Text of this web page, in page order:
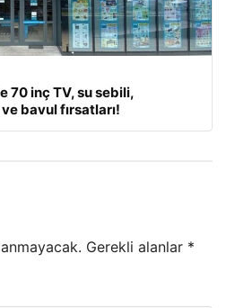
70 inç TV, su sebili,
bavul fırsatları!
Gerekli alanlar *